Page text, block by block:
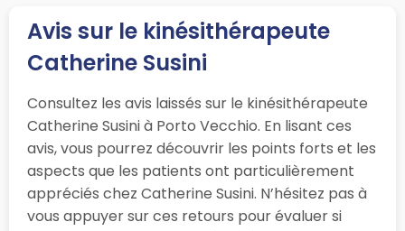
Avis sur le kinésithérapeute
Catherine Susini
Consultez les avis laissés sur le kinésithérapeute
Catherine Susini à Porto Vecchio. En lisant ces
avis, vous pourrez découvrir les points forts et les
aspects que les patients ont particulièrement
appréciés chez Catherine Susini. N’hésitez pas à
vous appuyer sur ces retours pour évaluer si